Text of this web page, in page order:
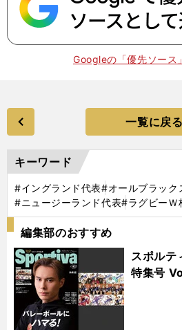
Googleの「優先ソース
一覧に戻る
キーワード
#イングランド代表#オールブラック
#ニュージーランド代表#ラグビーＷ
編集部のおすすめ
スポル
特集号